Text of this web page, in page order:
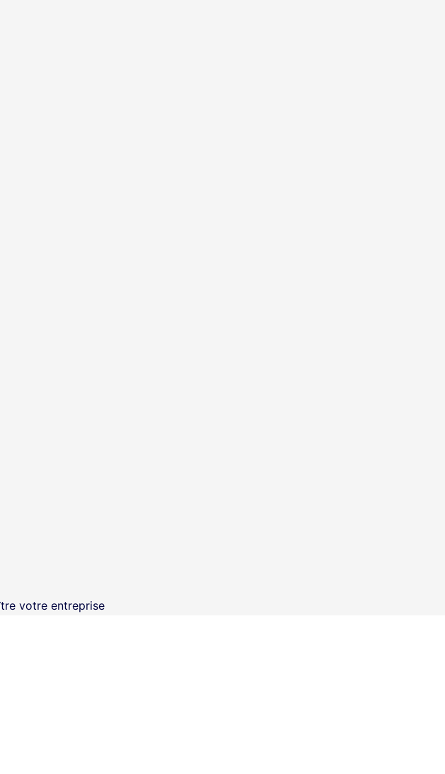
votre entreprise